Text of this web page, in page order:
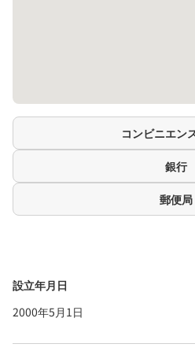
コンビニエン
銀行
郵便局
設立年月日
2000年5月1日